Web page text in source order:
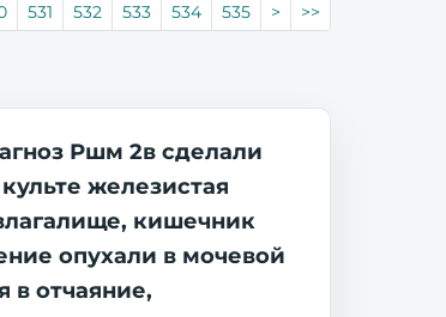
531 532 533 534 535 > >>
Ршм 2в сделали
железистая
кишечник
опухали в мочевой
в отчаяние,